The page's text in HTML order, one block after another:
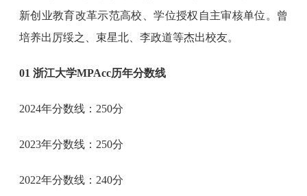
新创业教育改革示范高校、学位授权自主审核单位。曾
培养出厉绥之、束星北、李政道等杰出校友。
01 浙江大学MPAcc历年分数线
2024年分数线：250分
2023年分数线：250分
2022年分数线：240分